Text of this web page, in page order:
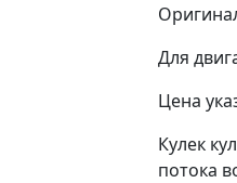
Для
Цена
Кулек
потока